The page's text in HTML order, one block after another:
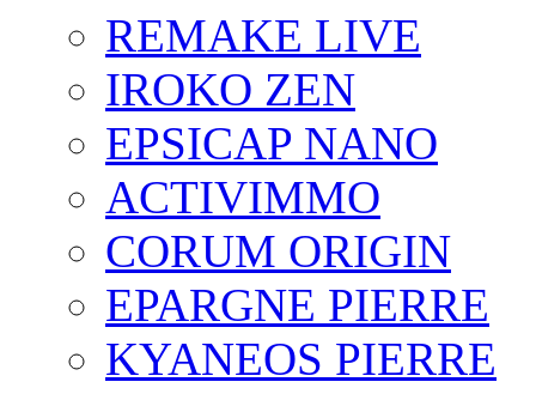
REMAKE LIVE
IROKO ZEN
EPSICAP NANO
ACTIVIMMO
CORUM ORIGIN
EPARGNE PIERRE
KYANEOS PIERRE